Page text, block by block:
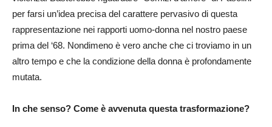
per farsi un’idea precisa del carattere pervasivo di questa
rappresentazione nei rapporti uomo-donna nel nostro paese
prima del ‘68. Nondimeno è vero anche che ci troviamo in un
altro tempo e che la condizione della donna è profondamente
mutata.
In che senso? Come è avvenuta questa trasformazione?